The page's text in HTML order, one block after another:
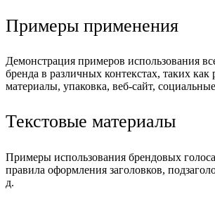
Примеры применения
Демонстрация примеров использования
бренда в различных контекстах, таких как
материалы, упаковка, веб-сайт,
Текстовые материалы
Примеры использования брендовых голоса
правила оформления заголовков,
д.